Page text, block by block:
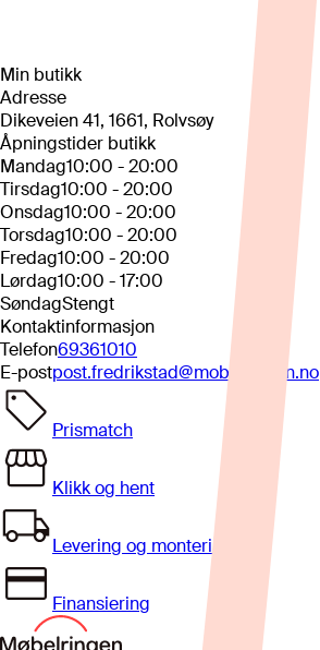
Min butikk
Adresse
Dikeveien 41, 1661, Rolvsøy
Åpningstider butikk
Mandag10:00 - 20:00
Tirsdag10:00 - 20:00
Onsdag10:00 - 20:00
Torsdag10:00 - 20:00
Fredag10:00 - 20:00
Lørdag10:00 - 17:00
SøndagStengt
Kontaktinformasjon
Telefon69361010
E-postpost.fredrikstad@mobelringen.no
Prismatch
Klikk og hent
Levering og montering
Finansiering